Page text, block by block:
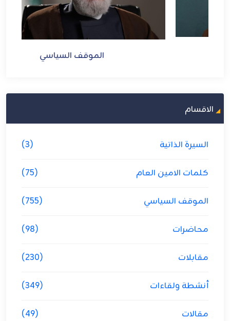
الموقف السياسي
الاقسام
السيرة الذاتية (3)
كلمات الامين العام (75)
الموقف السياسي (755)
محاضرات (98)
مقابلات (230)
أنشطة ولقاءات (349)
مقالات (49)